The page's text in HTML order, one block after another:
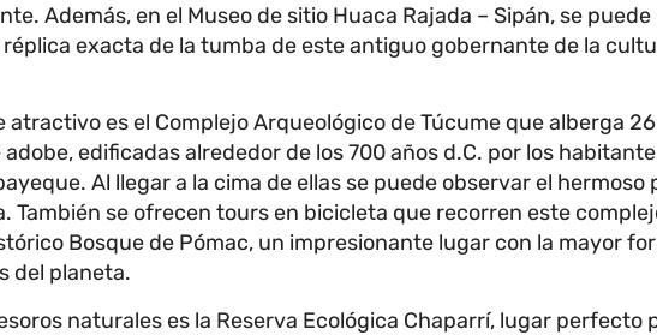
Además, en el Museo de sitio Huaca Rajada – Sipán, se puede
exacta de la tumba de este antiguo gobernante de la
atractivo es el Complejo Arqueológico de Túcume que alberga 26
edificadas alrededor de los 700 años d.C. por los
Al llegar a la cima de ellas se puede observar el hermoso
También se ofrecen tours en bicicleta que recorren este
Bosque de Pómac, un impresionante lugar con la mayor
del planeta.
naturales es la Reserva Ecológica Chaparrí, lugar perfecto